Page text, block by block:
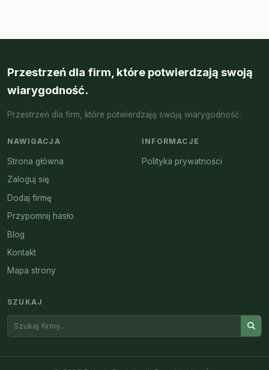
Przestrzeń dla firm, które potwierdzają swoją
wiarygodność.
Przestrzeń dla firm, które potwierdzają swoją wiarygodność.
NAWIGACJA
Strona główna
Zaloguj się
Dodaj firmę
Przypomnij hasło
Blog
Kontakt
Mapa strony
INFORMACJE
Polityka prywatności
SZUKAJ